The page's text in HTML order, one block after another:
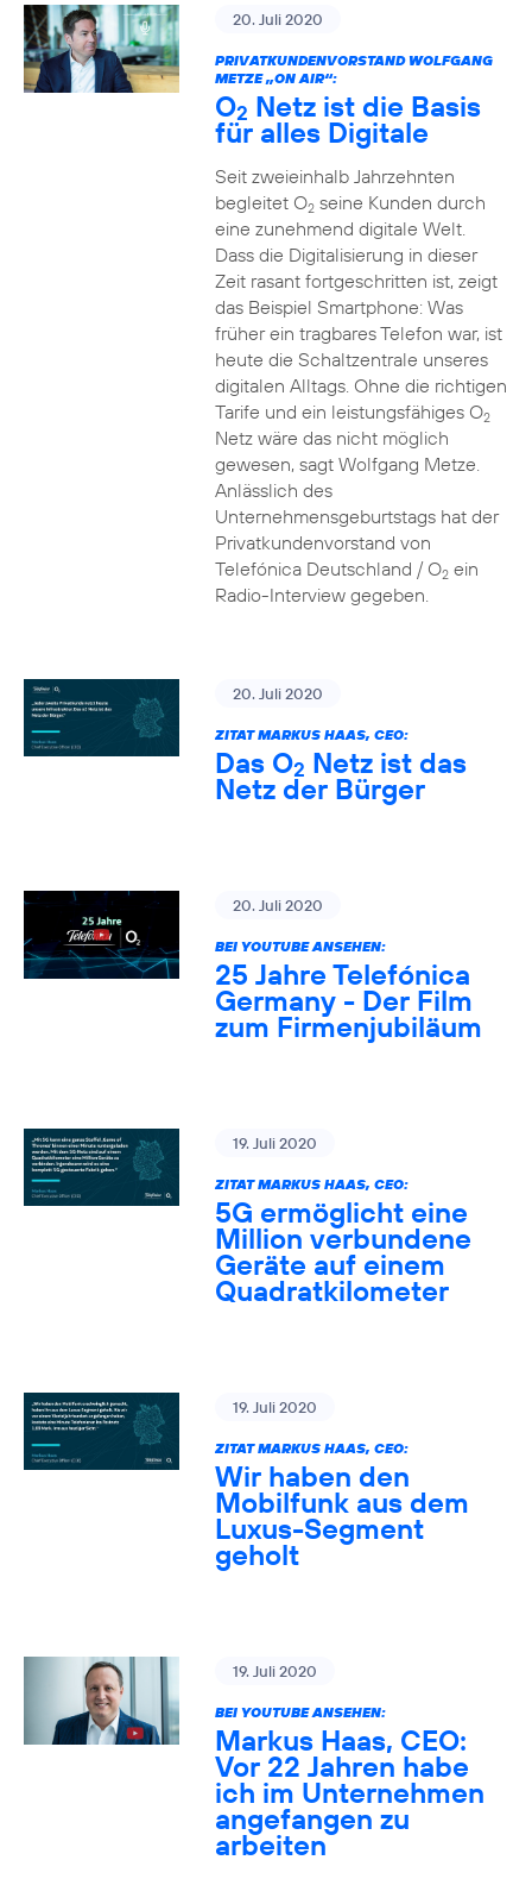
20. Juli 2020
PRIVATKUNDENVORSTAND WOLFGANG
METZE „ON AIR“:
O2 Netz ist die Basis
für alles Digitale
Seit zweieinhalb Jahrzehnten
begleitet O2seine Kunden durch
eine zunehmend digitale Welt.
Dass die Digitalisierung in dieser
Zeit rasant fortgeschritten ist, zeigt
das Beispiel Smartphone: Was
früher ein tragbares Telefon war, ist
heute die Schaltzentrale unseres
digitalen Alltags. Ohne die richtigen
Tarife und ein leistungsfähiges O2
Netz wäre das nicht möglich
gewesen, sagt Wolfgang Metze.
Anlässlich des
Unternehmensgeburtstags hat der
Privatkundenvorstand von
Telefónica Deutschland / O2ein
Radio-Interview gegeben.
20. Juli 2020
ZITAT MARKUS HAAS, CEO:
Das O2 Netz ist das
Netz der Bürger
20. Juli 2020
BEI YOUTUBE ANSEHEN:
25 Jahre Telefónica
Germany - Der Film
zum Firmenjubiläum
19. Juli 2020
ZITAT MARKUS HAAS, CEO:
5G ermöglicht eine
Million verbundene
Geräte auf einem
Quadratkilometer
19. Juli 2020
ZITAT MARKUS HAAS, CEO:
Wir haben den
Mobilfunk aus dem
Luxus-Segment
geholt
19. Juli 2020
BEI YOUTUBE ANSEHEN:
Markus Haas, CEO:
Vor 22 Jahren habe
ich im Unternehmen
angefangen zu
arbeiten